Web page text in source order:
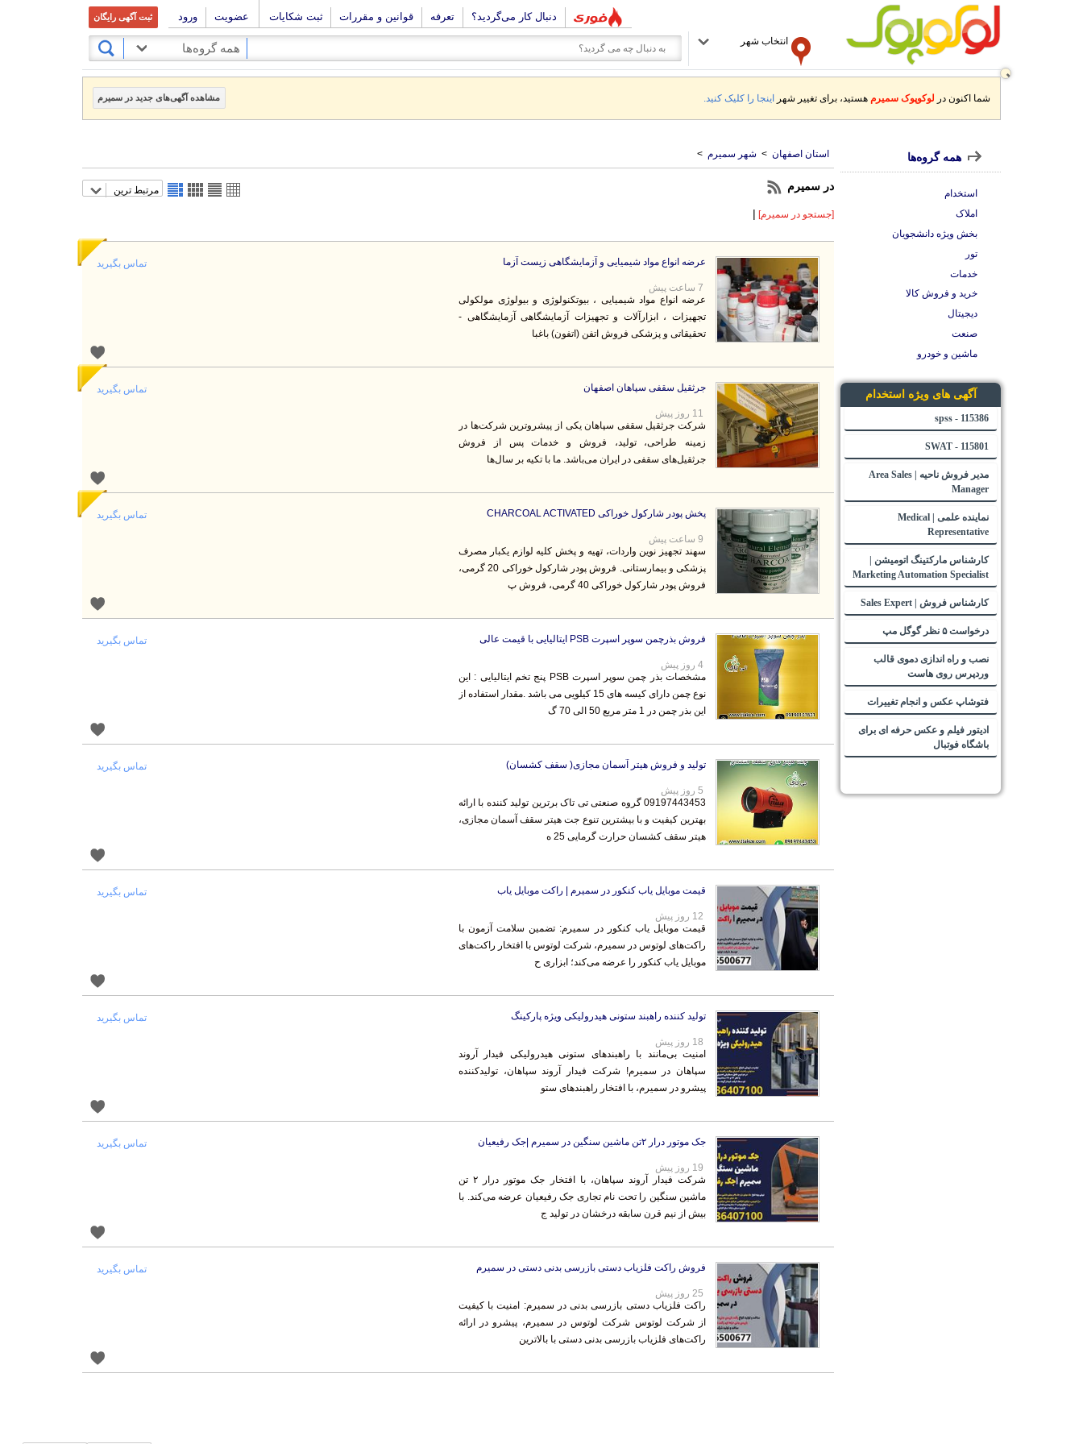
دنبال کار می‌گردید؟ تعرفه قوانین و مقررات ثبت شکایات عضویت ورود ثبت آگهی رایگان
انتخاب شهر
همه گروه‌ها
شما اکنون در لوکوپوک سمیرم هستید، برای تغییر شهر اینجا را کلیک کنید. مشاهده آگهی‌های جدید در سمیرم
استان اصفهان > شهر سمیرم >
در سمیرم مرتبط ترین
[جستجو در سمیرم] |
عرضه انواع مواد شیمیایی و آزمایشگاهی زیست آزما
عرضه انواع مواد شیمیایی ، بیوتکنولوژی و بیولوژی مولکولی
تجهیزات ، ابزارآلات و تجهیزات آزمایشگاهی آزمایشگاهی -
تحقیقاتی و پزشکی فروش اتفن (اتفون) باغبا
7 ساعت پیش
تماس بگیرید
جرثقیل سقفی سپاهان اصفهان
شرکت جرثقیل سقفی سپاهان یکی از پیشروترین شرکت‌ها در
زمینه طراحی، تولید، فروش و خدمات پس از فروش
جرثقیل‌های سقفی در ایران می‌باشد. ما با تکیه بر سال‌ها
11 روز پیش
تماس بگیرید
پخش پودر شارکول خوراکی CHARCOAL ACTIVATED
سهند تجهیز نوین واردات، تهیه و پخش کلیه لوازم یکبار مصرف
پزشکی و بیمارستانی. فروش پودر شارکول خوراکی 20 گرمی،
فروش پودر شارکول خوراکی 40 گرمی، فروش پ
9 ساعت پیش
تماس بگیرید
فروش بذرچمن سوپر اسپرت PSB ایتالیایی با قیمت عالی
مشخصات بذر چمن سوپر اسپرت PSB پنج تخم ایتالیایی : این
نوع چمن دارای کیسه های 15 کیلویی می باشد .مقدار استفاده از
این بذر چمن در 1 متر مربع 50 الی 70 گ
4 روز پیش
تماس بگیرید
تولید و فروش هیتر آسمان مجازی( سقف کشسان)
09197443453 گروه صنعتی تی تاک برترین تولید کننده با ارائه
بهترین کیفیت و با بیشترین تنوع جت هیتر سقف آسمان مجازی،
هیتر سقف کشسان حرارت گرمایی 25 ه
5 روز پیش
تماس بگیرید
قیمت موبایل یاب کنکور در سمیرم | راکت موبایل یاب
قیمت موبایل یاب کنکور در سمیرم: تضمین سلامت آزمون با
راکت‌های لوتوس در سمیرم، شرکت لوتوس با افتخار راکت‌های
موبایل یاب کنکور را عرضه می‌کند؛ ابزاری ح
12 روز پیش
تماس بگیرید
تولید کننده راهبند ستونی هیدرولیکی ویژه پارکینگ
امنیت بی‌مانند با راهبندهای ستونی هیدرولیکی فیدار آروند
سپاهان در سمیرم! شرکت فیدار آروند سپاهان، تولیدکننده
پیشرو در سمیرم، با افتخار راهبندهای ستو
18 روز پیش
تماس بگیرید
جک موتور درار ۲تن ماشین سنگین در سمیرم |جک رفیعیان
شرکت فیدار آروند سپاهان، با افتخار جک موتور درار ۲ تن
ماشین سنگین را تحت نام تجاری جک رفیعیان عرضه می‌کند. با
بیش از نیم قرن سابقه درخشان در تولید ج
19 روز پیش
تماس بگیرید
فروش راکت فلزیاب دستی بازرسی بدنی دستی در سمیرم
راکت فلزیاب دستی بازرسی بدنی در سمیرم: امنیت با کیفیت
از شرکت لوتوس شرکت لوتوس در سمیرم، پیشرو در ارائه
راکت‌های فلزیاب بازرسی بدنی دستی با بالاترین
25 روز پیش
تماس بگیرید
همه گروه‌ها
استخدام
املاک
بخش ویژه دانشجویان
تور
خدمات
خرید و فروش کالا
دیجیتال
صنعت
ماشین و خودرو
آگهی های ویژه استخدام
115386 - spss
115801 - SWAT
مدیر فروش ناحیه | Area Sales
Manager
نماینده علمی | Medical
Representative
کارشناس مارکتینگ اتومیشن |
Marketing Automation Specialist
کارشناس فروش | Sales Expert
درخواست ۵ نظر گوگل مپ
نصب و راه اندازی دموی قالب
وردپرس روی هاست
فتوشاپ عکس و انجام تغییرات
ادیتور فیلم و عکس حرفه ای برای
باشگاه فوتبال